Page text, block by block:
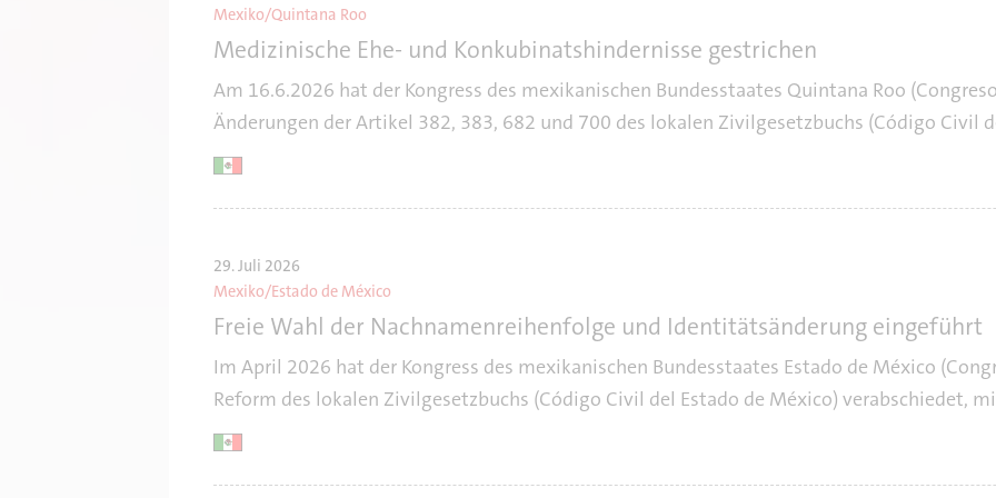
Mexiko/Quintana Roo
Medizinische Ehe- und Konkubinatshindernisse gestrichen
Am 16.6.2026 hat der Kongress des mexikanischen Bundesstaates Quintana Roo
Änderungen der Artikel 382, 383, 682 und 700 des lokalen Zivilgesetzbuchs (Código Civil
29. Juli 2026
Mexiko/Estado de México
Freie Wahl der Nachnamenreihenfolge und Identitätsänderung eingeführt
Im April 2026 hat der Kongress des mexikanischen Bundesstaates Estado de México
Reform des lokalen Zivilgesetzbuchs (Código Civil del Estado de México) verabschiedet,